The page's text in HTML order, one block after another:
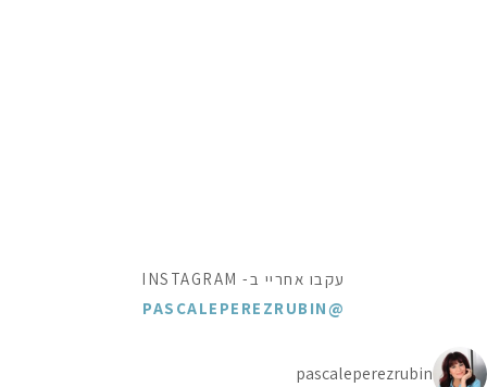
עקבו אחריי ב- INSTAGRAM
@PASCALEPEREZRUBIN
pascaleperezrubin